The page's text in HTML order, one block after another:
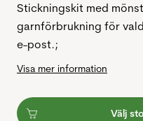
Stickningskit med
garnförbrukning för
e-post.;
Visa mer information
Välj